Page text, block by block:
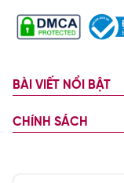
BÀI VIẾT NỔI BẬT
CHÍNH SÁCH